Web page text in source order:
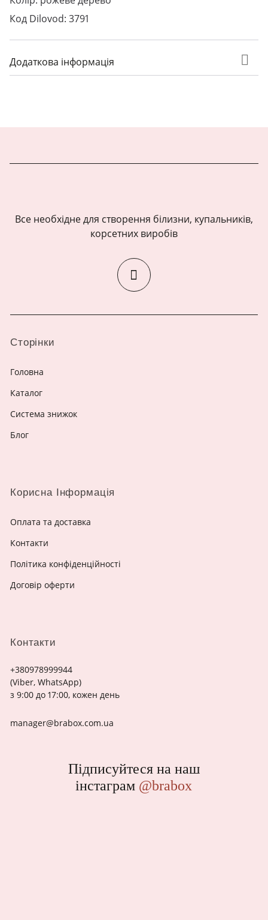
Код Dilovod: 3791
Додаткова інформація
Все необхідне для створення білизни, купальників,
корсетних виробів
Контакти
+380978999944
(Viber, WhatsApp)
з 9:00 до 17:00, кожен день
manager@brabox.com.ua
Сторінки
Головна
Каталог
Система знижок
Блог
Корисна Інформація
Оплата та доставка
Контакти
Політика конфіденційності
Договір оферти
Підписуйтеся на наш
інстаграм @brabox